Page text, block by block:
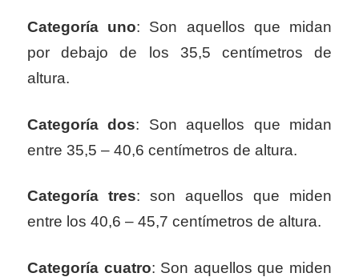
Categoría uno: Son aquellos que midan
por debajo de los 35,5 centímetros de
altura.
Categoría dos: Son aquellos que midan
entre 35,5 – 40,6 centímetros de altura.
Categoría tres: son aquellos que miden
entre los 40,6 – 45,7 centímetros de altura.
Categoría cuatro: Son aquellos que miden